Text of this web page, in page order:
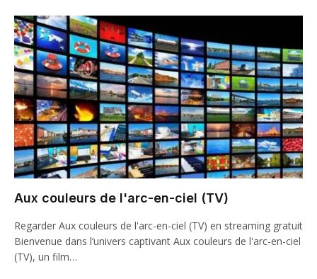
Aux couleurs de l'arc-en-ciel (TV)
Regarder Aux couleurs de l'arc-en-ciel (TV) en streaming gratuit
Bienvenue dans l’univers captivant Aux couleurs de l'arc-en-ciel
(TV), un film…